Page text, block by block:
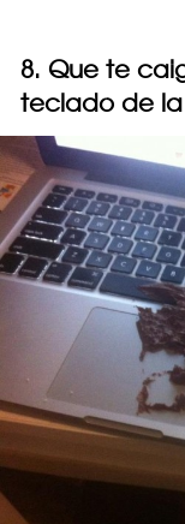
8. Que te
teclado de